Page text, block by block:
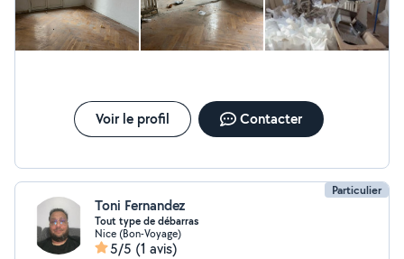
Voir le profil Contacter
Particulier
Toni Fernandez
Tout type de débarras
Nice (Bon-Voyage)
5/5 (1 avis)